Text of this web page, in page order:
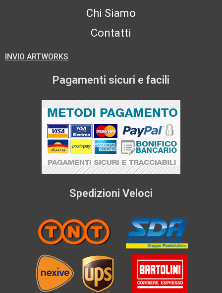
Chi Siamo
Contatti
INVIO ARTWORKS
Pagamenti sicuri e facili
Spedizioni Veloci